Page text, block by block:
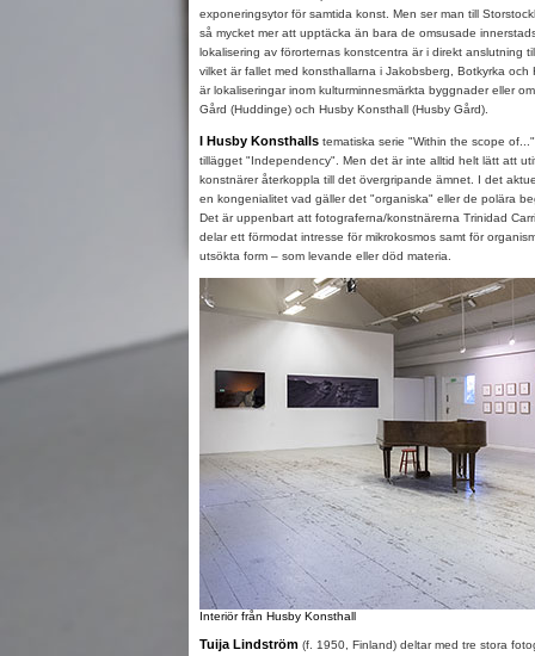
exponeringsytor för samtida konst. Men ser man till
så mycket mer att upptäcka än bara de omsusade
lokalisering av förorternas konstcentra är i direkt anslutning
vilket är fallet med konsthallarna i Jakobsberg, Botkyrka och
är lokaliseringar inom kulturminnesmärkta byggnader eller
Gård (Huddinge) och Husby Konsthall (Husby Gård).
I Husby Konsthalls tematiska serie "Within the scope
tillägget "Independency". Men det är inte alltid helt lätt att
konstnärer återkoppla till det övergripande ämnet. I det
en kongenialitet vad gäller det "organiska" eller de polära
Det är uppenbart att fotograferna/konstnärerna Trinidad
delar ett förmodat intresse för mikrokosmos samt för
utsökta form – som levande eller död materia.
Interiör från Husby Konsthall
Tuija Lindström(f. 1950, Finland) deltar med tre stora